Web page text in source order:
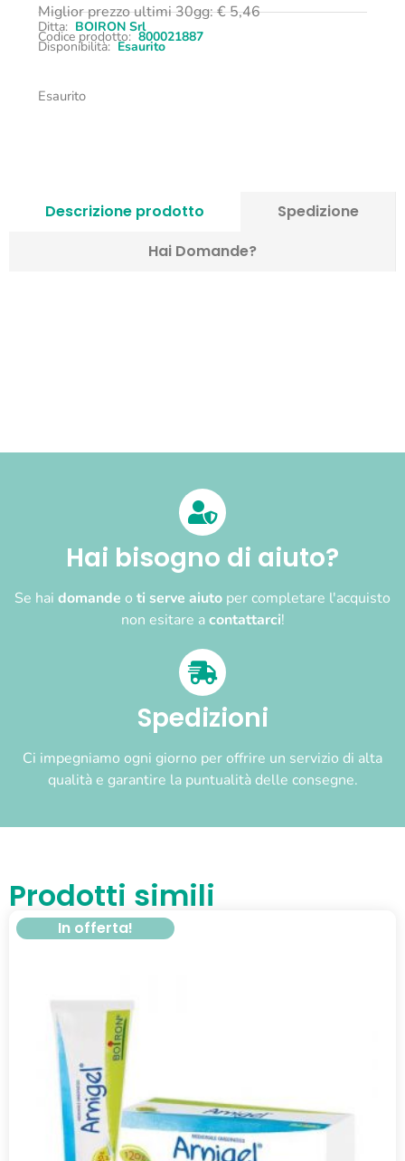
Miglior prezzo ultimi 30gg:€5,46
Ditta: BOIRON Srl
Codice prodotto: 800021887
Disponibilità: Esaurito
Esaurito
Descrizione prodotto
Spedizione
Hai Domande?
Hai bisogno di aiuto?
Se hai domande o ti serve aiuto per completare l'acquisto
non esitare acontattarci!
Spedizioni
Ci impegniamo ogni giorno per offrire un servizio di alta
qualità e garantire la puntualità delle consegne.
Prodotti simili
In offerta!